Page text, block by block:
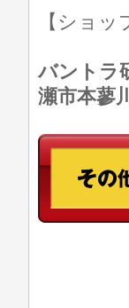
【ショ
バントラ
瀬市本蓼川